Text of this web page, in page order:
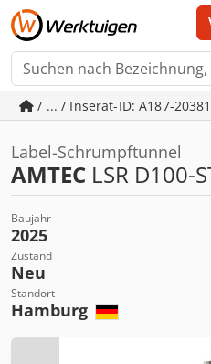
/ ... / Inserat-ID: A187-20381
Label-Schrumpftunnel
AMTEC LSR D100-
Baujahr
2025
Zustand
Neu
Standort
Hamburg